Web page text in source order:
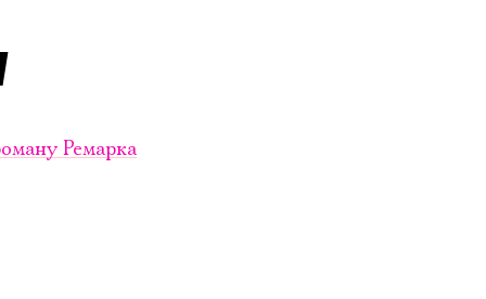
Ремарка